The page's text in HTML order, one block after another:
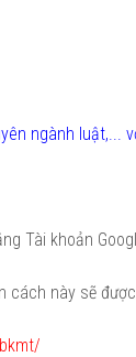
ngành luật,...
Tài khoản
cách này sẽ